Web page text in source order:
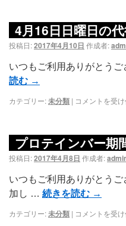
4月16日日曜日の
投稿日:2017年4月10日 作成者:
いつもご利用ありがとう
読む →
カテゴリー:未分類 | コメントを受
プロテインバー期
投稿日:2017年4月8日 作成者:
いつもご利用ありがとう
加し … 続きを読む →
カテゴリー:未分類 | コメントを受